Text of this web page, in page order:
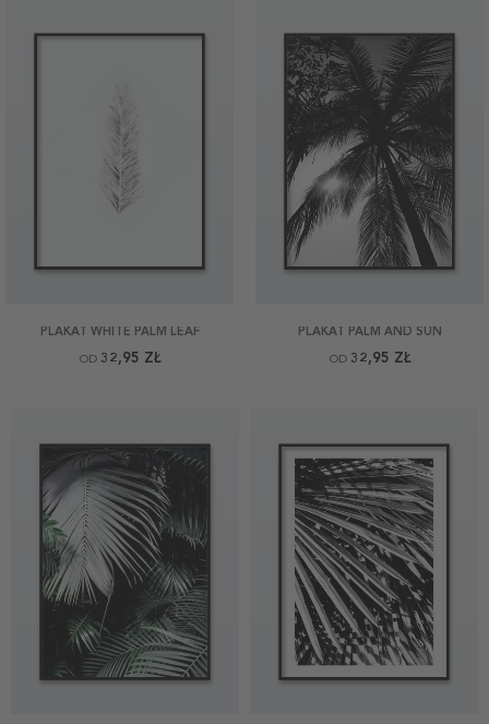
PLAKAT WHITE PALM LEAF
OD 32,95 ZŁ
PLAKAT PALM AND SUN
OD 32,95 ZŁ